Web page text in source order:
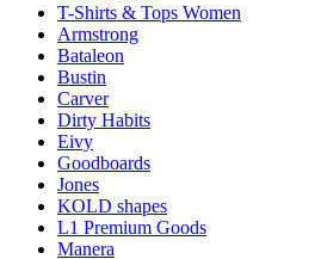
T-Shirts & Tops Women
Armstrong
Bataleon
Bustin
Carver
Dirty Habits
Eivy
Goodboards
Jones
KOLD shapes
L1 Premium Goods
Manera